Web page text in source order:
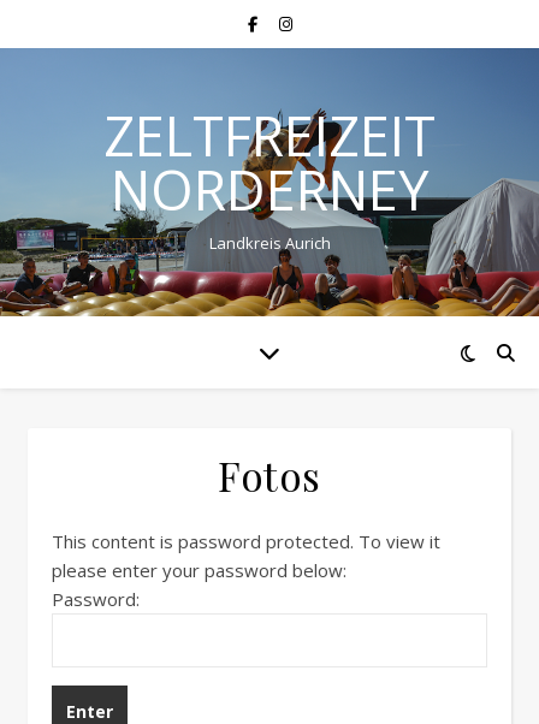
ZELTFREIZEIT
NORDERNEY
Landkreis Aurich
Fotos
This content is password protected. To view it
please enter your password below:
Password: